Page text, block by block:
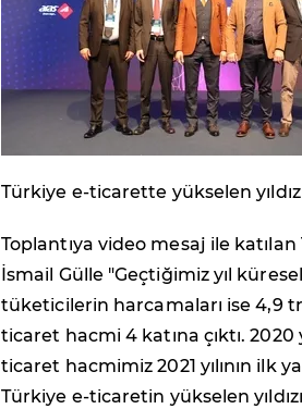
Türkiye e-ticarette yükselen yıldız
Toplantıya video mesaj ile
İsmail Gülle "Geçtiğimiz yıl
tüketicilerin harcamaları ise 4,9
ticaret hacmi 4 katına çıktı.
ticaret hacmimiz 2021 yılının ilk
Türkiye e-ticaretin yükselen